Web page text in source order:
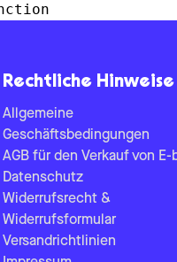
Rechtliche Hinweise
Allgemeine
Geschäftsbedingungen
AGB für den Verkauf von E-
Datenschutz
Widerrufsrecht &
Widerrufsformular
Versandrichtlinien